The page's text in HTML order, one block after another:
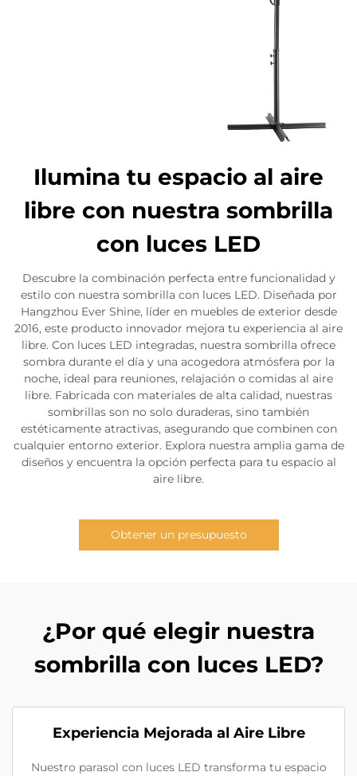
Ilumina tu espacio al aire
libre con nuestra sombrilla
con luces LED
Descubre la combinación perfecta entre funcionalidad y
estilo con nuestra sombrilla con luces LED. Diseñada por
Hangzhou Ever Shine, líder en muebles de exterior desde
2016, este producto innovador mejora tu experiencia al aire
libre. Con luces LED integradas, nuestra sombrilla ofrece
sombra durante el día y una acogedora atmósfera por la
noche, ideal para reuniones, relajación o comidas al aire
libre. Fabricada con materiales de alta calidad, nuestras
sombrillas son no solo duraderas, sino también
estéticamente atractivas, asegurando que combinen con
cualquier entorno exterior. Explora nuestra amplia gama de
diseños y encuentra la opción perfecta para tu espacio al
aire libre.
Obtener un presupuesto
¿Por qué elegir nuestra
sombrilla con luces LED?
Experiencia Mejorada al Aire Libre
Nuestro parasol con luces LED transforma tu espacio